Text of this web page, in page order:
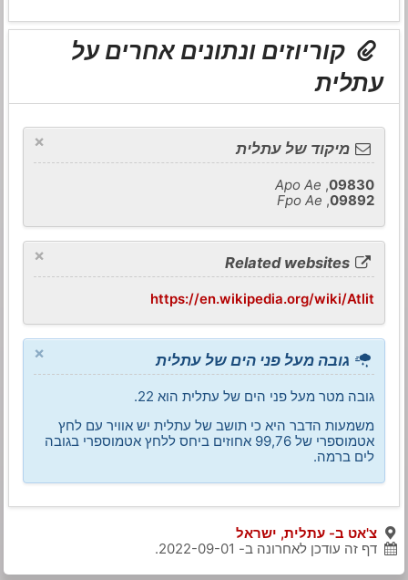
קוריוזים ונתונים אחרים על
עתלית
× מיקוד של עתלית
09830
,
Apo Ae
09892
,
Fpo Ae
× Related websites
https://en.wikipedia.org/wiki/Atlit
× גובה מעל פני הים של עתלית
גובה מטר מעל פני הים של עתלית הוא 22.
משמעות הדבר היא כי תושב של עתלית יש אוויר עם לחץ
אטמוספרי של 99,76 אחוזים ביחס ללחץ אטמוספרי בגובה
לים ברמה.
צ'אט ב- עתלית, ישראל
דף זה עודכן לאחרונה ב- 2022-09-01
.